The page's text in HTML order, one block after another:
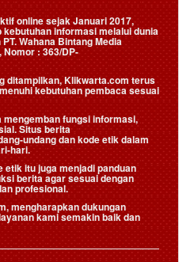
online sejak Januari 2017,
informasi melalui dunia
PT. Wahana Bintang Media
, Nomor : 363/DP-
ditampilkan, Klikwarta.com terus
kebutuhan pembaca sesuai
fungsi informasi,
Situs berita
undang dan kode etik dalam
hari.
etik itu juga menjadi panduan
berita agar sesuai dengan
profesional.
mengharapkan dukungan
kami semakin baik dan